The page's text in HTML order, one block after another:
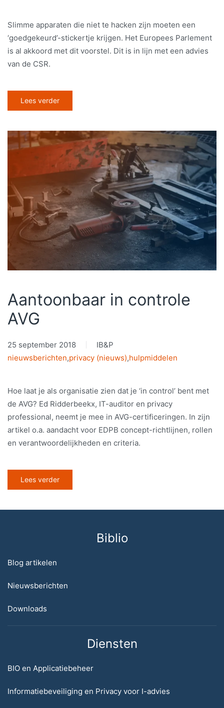
Slimme apparaten die niet te hacken zijn moeten een
‘goedgekeurd’-stickertje krijgen. Het Europees Parlement
is al akkoord met dit voorstel. Dit is in lijn met een advies
van de CSR.
Lees verder
Aantoonbaar in controle
AVG
25 september 2018
IB&P
nieuwsberichten,privacy (nieuws),hulpmiddelen
Hoe laat je als organisatie zien dat je ‘in control’ bent met
de AVG? Ed Ridderbeekx, IT-auditor en privacy
professional, neemt je mee in AVG-certificeringen. In zijn
artikel o.a. aandacht voor EDPB concept-richtlijnen, rollen
en verantwoordelijkheden en criteria.
Lees verder
Biblio
Blog artikelen
Nieuwsberichten
Downloads
Diensten
BIO en Applicatiebeheer
Informatiebeveiliging en Privacy voor I-advies